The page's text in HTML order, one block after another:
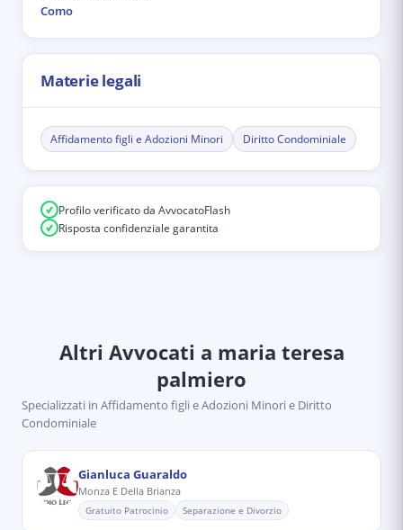
Como
Materie legali
Affidamento figli e Adozioni Minori Diritto Condominiale
Profilo verificato da AvvocatoFlash
Risposta confidenziale garantita
Altri Avvocati a maria teresa
palmiero
Specializzati in Affidamento figli e Adozioni Minori e Diritto
Condominiale
Gianluca Guaraldo
Monza E Della Brianza
Gratuito Patrocinio Separazione e Divorzio